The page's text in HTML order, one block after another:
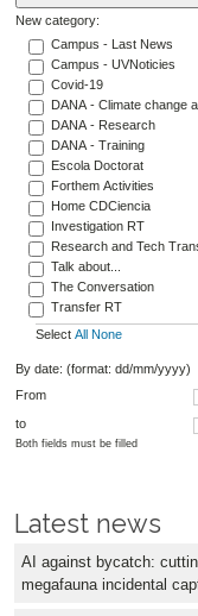
New category:
Campus - Last News
Campus - UVNoticies
Covid-19
DANA - Climate change
DANA - Research
DANA - Training
Escola Doctorat
Forthem Activities
Home CDCiencia
Investigation RT
Research and Tech
Talk about...
The Conversation
Transfer RT
Select All None
By date: (format: dd/mm/yyyy)
From
to
Both fields must be filled
Latest news
AI against bycatch:
megafauna incidental